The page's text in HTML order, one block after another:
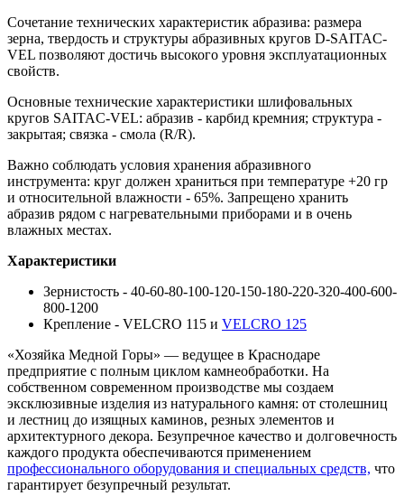
Сочетание технических характеристик абразива: размера
зерна, твердость и структуры абразивных кругов D-SAITAC-
VEL позволяют достичь высокого уровня эксплуатационных
свойств.
Основные технические характеристики шлифовальных
кругов SAITAC-VEL: абразив - карбид кремния; структура -
закрытая; связка - смола (R/R).
Важно соблюдать условия хранения абразивного
инструмента: круг должен храниться при температуре +20 гр
и относительной влажности - 65%. Запрещено хранить
абразив рядом с нагревательными приборами и в очень
влажных местах.
Характеристики
Зернистость - 40-60-80-100-120-150-180-220-320-400-600-
800-1200
Крепление - VELCRO 115 и VELCRO 125
«Хозяйка Медной Горы» — ведущее в Краснодаре
предприятие с полным циклом камнеобработки. На
собственном современном производстве мы создаем
эксклюзивные изделия из натурального камня: от столешниц
и лестниц до изящных каминов, резных элементов и
архитектурного декора. Безупречное качество и долговечность
каждого продукта обеспечиваются применением
профессионального оборудования и специальных средств, что
гарантирует безупречный результат.